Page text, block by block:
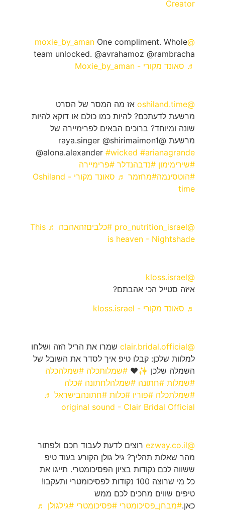
Creator
@moxie_by_aman
One compliment. Whole
team unlocked. @avrahamoz @rambracha
♬ סאונד מקורי - Moxie_by_aman
@oshiland.time
אז מה המסר של הסרט
מרשעת לדעתכם? להיות כמו כולם או דוקא להיות
שונה ומיוחד? ברוכים הבאים לפרימיירה של
מרשעת @raya.singer @shirimaimon1
@alona.alexander #wicked #arianagrande
#שירימימון #נדבהנדלר #פרימיירה
#הוטסינמה#מחזמר
♬ סאונד מקורי - Oshiland
time
@pro_nutrition_israel #כלביםזהאהבה
♬ This
is heaven - Nightshade
@kloss.israel
איזה סטייל הכי אהבתם?
♬ סאונד מקורי - kloss.israel
@clair.bridal.official
שמרו את הריל הזה ושלחו
למלוות שלכן: קבלו טיפ איך לסדר את השובל של
השמלה שלכן ✨♥️ #שמלותכלה #שמלהכלה
#שמלות #חתונה #שמלהלחתונה #כלה
#שמלתכלה #פוריו #כלות #חתונהבישראל ♬
original sound - Clair Bridal Official
@ezway.co.il
רוצים לדעת לעבוד חכם ולפתור
מהר שאלות תהליך? גיל גולן הקורע בעוד טיפ
ששווה לכם נקודות בציון הפסיכומטרי. תייגו את
כל מי שרוצה 100 נקודות לפסיכומטרי ותעקבו!
טיפים שווים מחכים לכם ממש
כאן.#מבחן_פסיכומטרי #פסיכומטרי #גילגולן ♬